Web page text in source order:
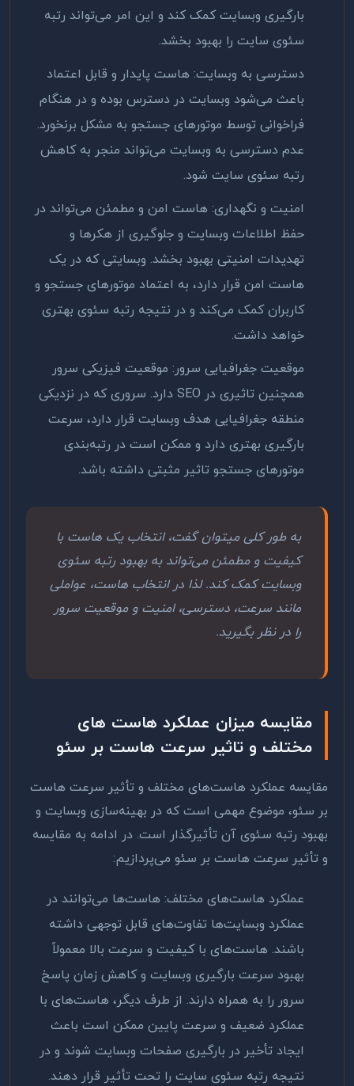
بارگیری وبسایت کمک کند و این امر می‌تواند رتبه
سئوی سایت را بهبود بخشد.
دسترسی به وبسایت: هاست پایدار و قابل اعتماد
باعث می‌شود وبسایت در دسترس بوده و در هنگام
فراخوانی توسط موتورهای جستجو به مشکل برنخورد.
عدم دسترسی به وبسایت می‌تواند منجر به کاهش
رتبه سئوی سایت شود.
امنیت و نگهداری: هاست امن و مطمئن می‌تواند در
حفظ اطلاعات وبسایت و جلوگیری از هکرها و
تهدیدات امنیتی بهبود بخشد. وبسایتی که در یک
هاست امن قرار دارد، به اعتماد موتورهای جستجو و
کاربران کمک می‌کند و در نتیجه رتبه سئوی بهتری
خواهد داشت.
موقعیت جغرافیایی سرور: موقعیت فیزیکی سرور
همچنین تاثیری در SEO دارد. سروری که در نزدیکی
منطقه جغرافیایی هدف وبسایت قرار دارد، سرعت
بارگیری بهتری دارد و ممکن است در رتبه‌بندی
موتورهای جستجو تاثیر مثبتی داشته باشد.
به طور کلی میتوان گفت، انتخاب یک هاست با
کیفیت و مطمئن می‌تواند به بهبود رتبه سئوی
وبسایت کمک کند. لذا در انتخاب هاست، عواملی
مانند سرعت، دسترسی، امنیت و موقعیت سرور
را در نظر بگیرید.
مقایسه میزان عملکرد هاست های
مختلف و تاثیر سرعت هاست بر سئو
مقایسه عملکرد هاست‌های مختلف و تأثیر سرعت هاست
بر سئو، موضوع مهمی است که در بهینه‌سازی وبسایت و
بهبود رتبه سئوی آن تأثیرگذار است. در ادامه به مقایسه
و تأثیر سرعت هاست بر سئو می‌پردازیم:
عملکرد هاست‌های مختلف: هاست‌ها می‌توانند در
عملکرد وبسایت‌ها تفاوت‌های قابل توجهی داشته
باشند. هاست‌های با کیفیت و سرعت بالا معمولاً
بهبود سرعت بارگیری وبسایت و کاهش زمان پاسخ
سرور را به همراه دارند. از طرف دیگر، هاست‌های با
عملکرد ضعیف و سرعت پایین ممکن است باعث
ایجاد تأخیر در بارگیری صفحات وبسایت شوند و در
نتیجه رتبه سئوی سایت را تحت تأثیر قرار دهند.